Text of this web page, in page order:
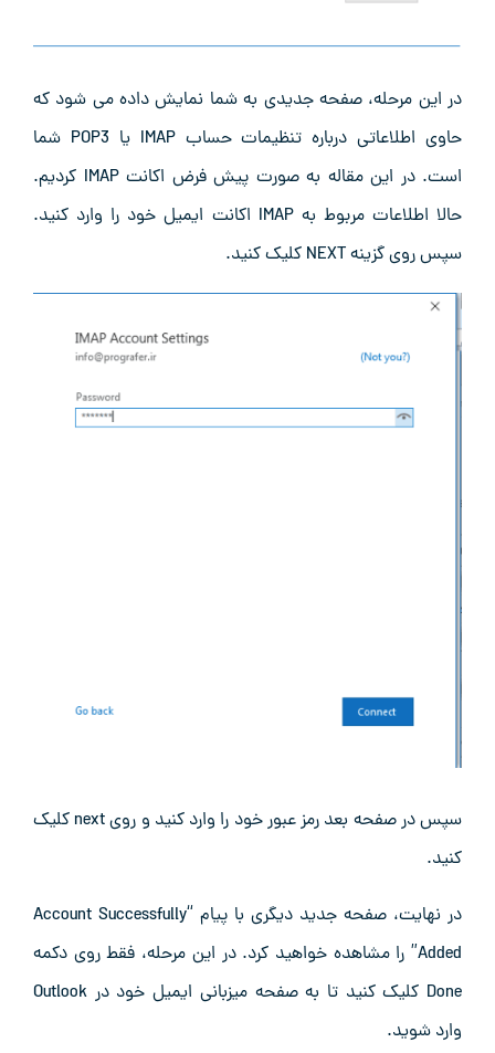
در این مرحله، صفحه جدیدی به شما نمایش داده می شود که
حاوی اطلاعاتی درباره تنظیمات حساب IMAP یا POP3 شما
است. در این مقاله به صورت پیش فرض اکانت IMAP کردیم.
حالا اطلاعات مربوط به IMAP اکانت ایمیل خود را وارد کنید.
سپس روی گزینه NEXT کلیک کنید.
سپس در صفحه بعد رمز عبور خود را وارد کنید و روی next کلیک
کنید.
در نهایت، صفحه جدید دیگری با پیام “Account Successfully
Added” را مشاهده خواهید کرد. در این مرحله، فقط روی دکمه
Done کلیک کنید تا به صفحه میزبانی ایمیل خود در Outlook
وارد شوید.